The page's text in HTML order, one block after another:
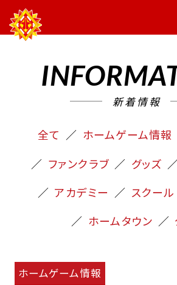
新着情報
全て ホームゲーム情報
ファンクラブ
グッズ
アカデミー
スクール
ホームタウン
ホームゲーム情報